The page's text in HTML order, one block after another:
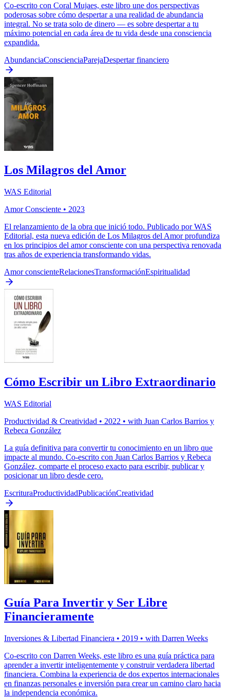
Co-escrito con Coral Mujaes, este libro une dos perspectivas
poderosas sobre cómo despertar a una realidad de abundancia
integral. No se trata solo de dinero — es sobre despertar a tu
máximo potencial en cada área de tu vida desde una consciencia
expandida.
AbundanciaConscienciaParejaDespertar financiero
Los Milagros del Amor
WAS Editorial
Amor Consciente • 2023
El relanzamiento de la obra que inició todo. Publicado por WAS
Editorial, esta nueva edición de Los Milagros del Amor profundiza
en los principios del amor consciente con una perspectiva renovada
tras años de experiencia transformando vidas.
Amor conscienteRelacionesTransformaciónEspiritualidad
Cómo Escribir un Libro Extraordinario
WAS Editorial
Productividad & Creatividad • 2022 • with Juan Carlos Barrios y
Rebeca González
La guía definitiva para convertir tu conocimiento en un libro que
impacte al mundo. Co-escrito con Juan Carlos Barrios y Rebeca
González, comparte el proceso exacto para escribir, publicar y
posicionar un libro desde cero.
EscrituraProductividadPublicaciónCreatividad
Guía Para Invertir y Ser Libre
Financieramente
Inversiones & Libertad Financiera • 2019 • with Darren Weeks
Co-escrito con Darren Weeks, este libro es una guía práctica para
aprender a invertir inteligentemente y construir verdadera libertad
financiera. Combina la experiencia de dos expertos internacionales
en finanzas personales e inversión para crear un camino claro hacia
la independencia económica.